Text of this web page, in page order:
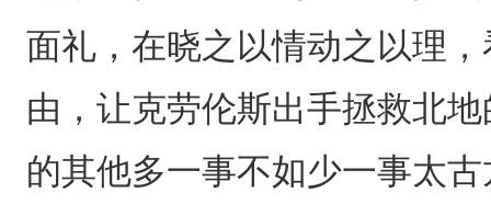
面礼，在晓之以情动之以理
由，让克劳伦斯出手拯救北
的其他多一事不如少一事太